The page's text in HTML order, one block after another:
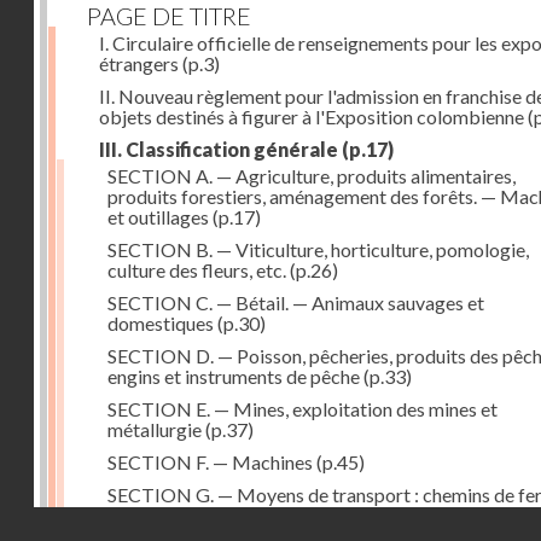
PAGE DE TITRE
I. Circulaire officielle de renseignements pour les
étrangers (p.3)
II. Nouveau règlement pour l'admission en franchise
objets destinés à figurer à l'Exposition colombienne
III. Classification générale (p.17)
SECTION A. — Agriculture, produits alimentaires,
produits forestiers, aménagement des forêts. —
et outillages (p.17)
SECTION B. — Viticulture, horticulture, pomologie,
culture des fleurs, etc. (p.26)
SECTION C. — Bétail. — Animaux sauvages et
domestiques (p.30)
SECTION D. — Poisson, pêcheries, produits des
engins et instruments de pêche(p.33)
SECTION E. — Mines, exploitation des mines et
métallurgie(p.37)
SECTION F. — Machines (p.45)
SECTION G. — Moyens de transport : chemins de
navires, véhicules divers(p.52)